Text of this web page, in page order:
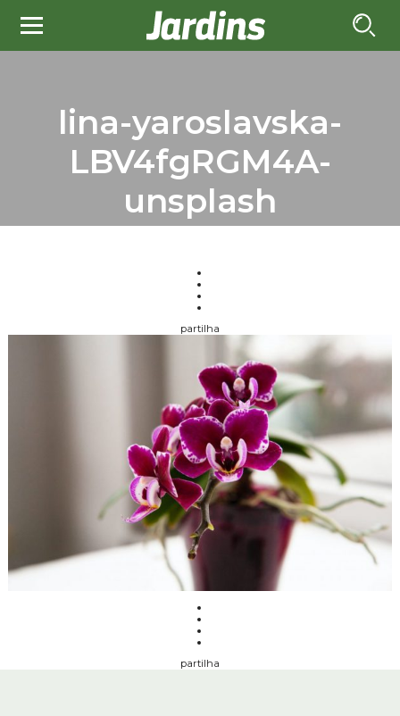
lina-yaroslavska-
LBV4fgRGM4A-
unsplash
partilha
partilha